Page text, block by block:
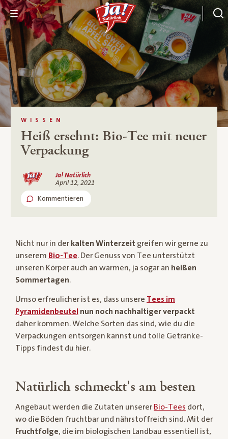
WISSEN
Heiß ersehnt: Bio-Tee mit neuer
Verpackung
Ja! Natürlich
April 12, 2021
Kommentieren
Nicht nur in der kalten Winterzeit greifen wir gerne zu
unserem Bio-Tee. Der Genuss von Tee unterstützt
unseren Körper auch an warmen, ja sogar an heißen
Sommertagen.
Umso erfreulicher ist es, dass unsere Tees im
Pyramidenbeutel nun noch nachhaltiger verpackt
daher kommen. Welche Sorten das sind, wie du die
Verpackungen entsorgen kannst und tolle Getränke-
Tipps findest du hier.
Natürlich schmeckt's am besten
Angebaut werden die Zutaten unserer Bio-Tees dort,
wo die Böden fruchtbar und nährstoffreich sind. Mit der
Fruchtfolge, die im biologischen Landbau essentiell ist,